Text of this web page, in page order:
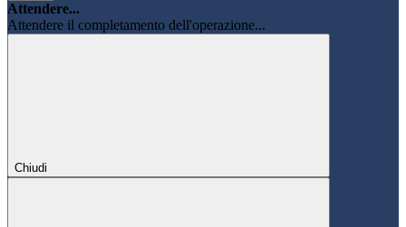
Attendere...
Attendere il completamento dell'operazione...
Chiudi